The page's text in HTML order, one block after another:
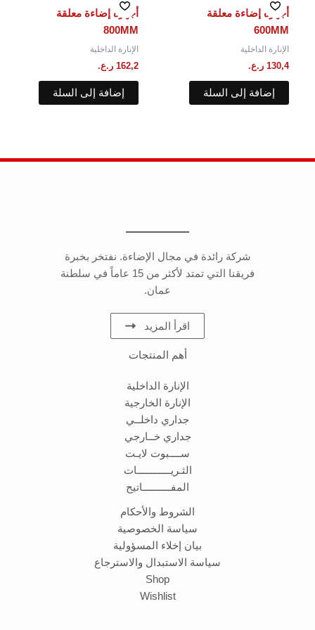
أجهزه إضاءة معلقة
600MM
الإنارة الداخلية
130,4 ر.ع.
إضافة إلى السلة
أجهزه إضاءة معلقة
800MM
الإنارة الداخلية
162,2 ر.ع.
إضافة إلى السلة
شركة رائدة في مجال الإضاءة. نفتخر بخبرة
فريقنا التي تمتد لأكثر من 15 عاماً في سلطنة
عمان.
اقرأ المزيد
أهم المنتجات
الإنارة الداخلية
الإنارة الخارجية
جداري داخلــي
جداري خــارجي
ســــبوت لايـت
الثـريــــــــــــات
المفــــــــــاتيح
الشروط والأحكام
سياسة الخصوصية
بيان إخلاء المسؤولية
سياسة الاستبدال والاسترجاع
Shop
Wishlist